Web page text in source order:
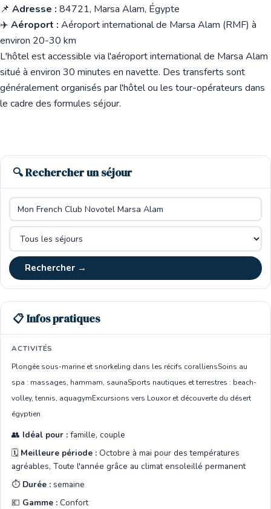
📌 Adresse : 84721, Marsa Alam, Égypte
✈️ Aéroport : Aéroport international de Marsa Alam (RMF) à
environ 20-30 km
L'hôtel est accessible via l'aéroport international de Marsa Alam
situé à environ 30 minutes en navette. Des transferts sont
généralement organisés par l'hôtel ou les tour-opérateurs dans
le cadre des formules séjour.
🔍 Rechercher un séjour
Rechercher →
📋 Infos pratiques
ACTIVITÉS
Plongée sous-marine et snorkeling dans les récifs coralliensSoins au
spa : massages, hammam, saunaSports nautiques et terrestres : beach-
volley, tennis, aquagymExcursions vers Louxor et découverte du désert
égyptien
👥 Idéal pour : famille, couple
🗓️ Meilleure période : Octobre à mai pour des températures
agréables, Toute l'année grâce au climat ensoleillé permanent
⏱️ Durée : semaine
💶 Gamme : Confort